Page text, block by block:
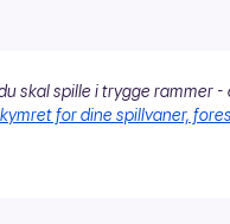
skal spille i trygge rammer
for dine spillvaner,